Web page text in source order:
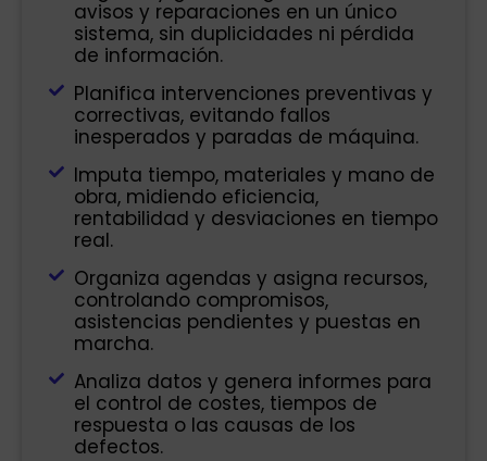
avisos y reparaciones en un único
sistema, sin duplicidades ni pérdida
de información.
Planifica intervenciones preventivas y
correctivas, evitando fallos
inesperados y paradas de máquina.
Imputa tiempo, materiales y mano de
obra, midiendo eficiencia,
rentabilidad y desviaciones en tiempo
real.
Organiza agendas y asigna recursos,
controlando compromisos,
asistencias pendientes y puestas en
marcha.
Analiza datos y genera informes para
el control de costes, tiempos de
respuesta o las causas de los
defectos.